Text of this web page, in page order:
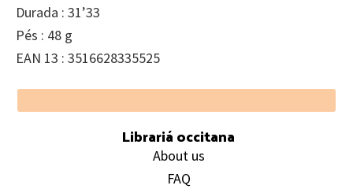
Durada : 31’33
Pés : 48 g
EAN 13 : 3516628335525
Footer
Librariá occitana
About us
FAQ